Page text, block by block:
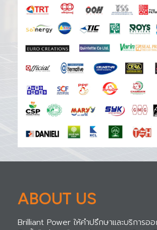
ABOUT US
Brilliant Power ให้คำปรึกษาและบริการอ